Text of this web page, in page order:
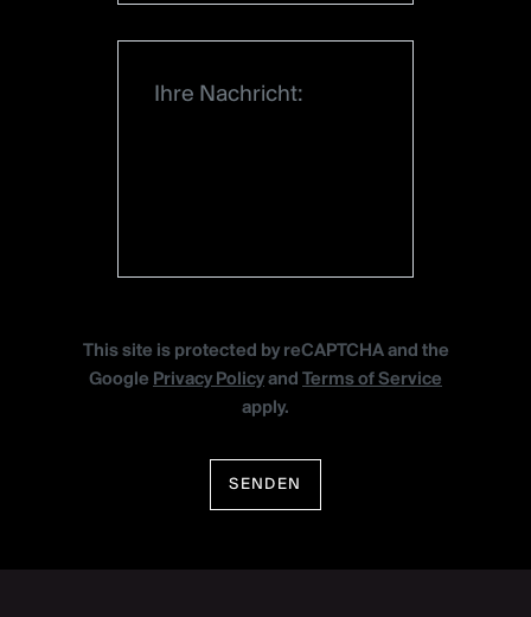
This site is protected by reCAPTCHA and the
Google Privacy Policyand Terms of Service
apply.
SENDEN